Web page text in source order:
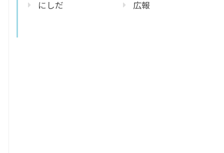
にしだ 広報